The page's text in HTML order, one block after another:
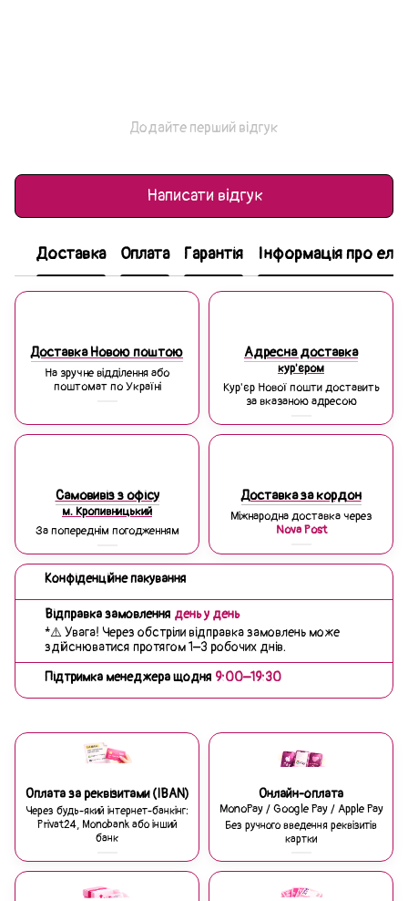
Додайте перший відгук
Написати відгук
Доставка Оплата Гарантія Інформація про
Доставка Новою поштою
На зручне відділення або
поштомат по Україні
Адресна доставка
кур'єром
Кур'єр Нової пошти доставить
за вказаною адресою
Самовивіз з офісу
м. Кропивницький
За попереднім погодженням
Доставка за кордон
Міжнародна доставка через
Nova Post
Конфіденційне пакування
Відправка замовлення день у день
*⚠️ Увага! Через обстріли відправка замовлень може
здійснюватися протягом 1–3 робочих днів.
Підтримка менеджера щодня 9:00–19:30
Оплата за реквізитами (IBAN)
Через будь-який інтернет-банкінг:
Privat24, Monobank або інший
банк
Онлайн-оплата
MonoPay / Google Pay / Apple Pay
Без ручного введення реквізитів
картки